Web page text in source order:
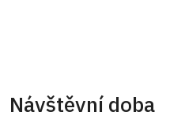
Návštěvní doba